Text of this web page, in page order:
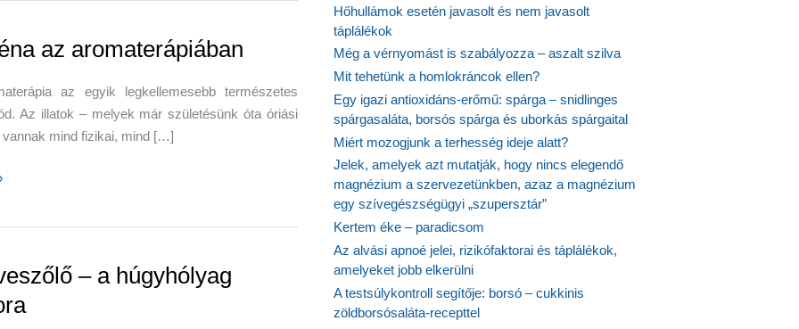
az aromaterápiában
az egyik legkellemesebb természetes
Az illatok – melyek már születésünk óta óriási
vannak mind fizikai, mind […]
– a húgyhólyag
Hőhullámok esetén javasolt és nem javasolt
táplálékok
Még a vérnyomást is szabályozza – aszalt szilva
Mit tehetünk a homlokráncok ellen?
Egy igazi antioxidáns-erőmű: spárga – snidlinges
spárgasaláta, borsós spárga és uborkás spárgaital
Miért mozogjunk a terhesség ideje alatt?
Jelek, amelyek azt mutatják, hogy nincs elegendő
magnézium a szervezetünkben, azaz a magnézium
egy szívegészségügyi „szupersztár”
Kertem éke – paradicsom
Az alvási apnoé jelei, rizikófaktorai és táplálékok,
amelyeket jobb elkerülni
A testsúlykontroll segítője: borsó – cukkinis
zöldborsósaláta-recepttel